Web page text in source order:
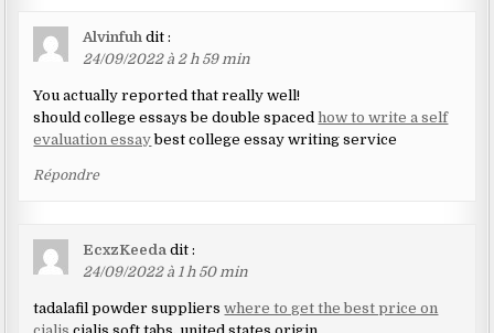
Alvinfuh dit :
24/09/2022 à 2 h 59 min
You actually reported that really well!
should college essays be double spacedhow to write a self
evaluation essaybest college essay writing service
Répondre
EcxzKeeda dit :
24/09/2022 à 1 h 50 min
tadalafil powder supplierswhere to get the best price on